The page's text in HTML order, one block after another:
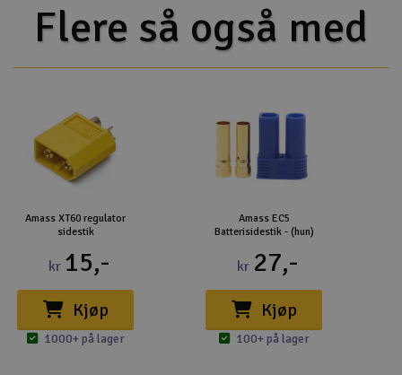
Flere så også med
Amass XT60 regulator
sidestik
kr 15,-
Kjøp
1000+ på lager
Amass EC5
Batterisidestik - (hun)
kr 27,-
Kjøp
100+ på lager